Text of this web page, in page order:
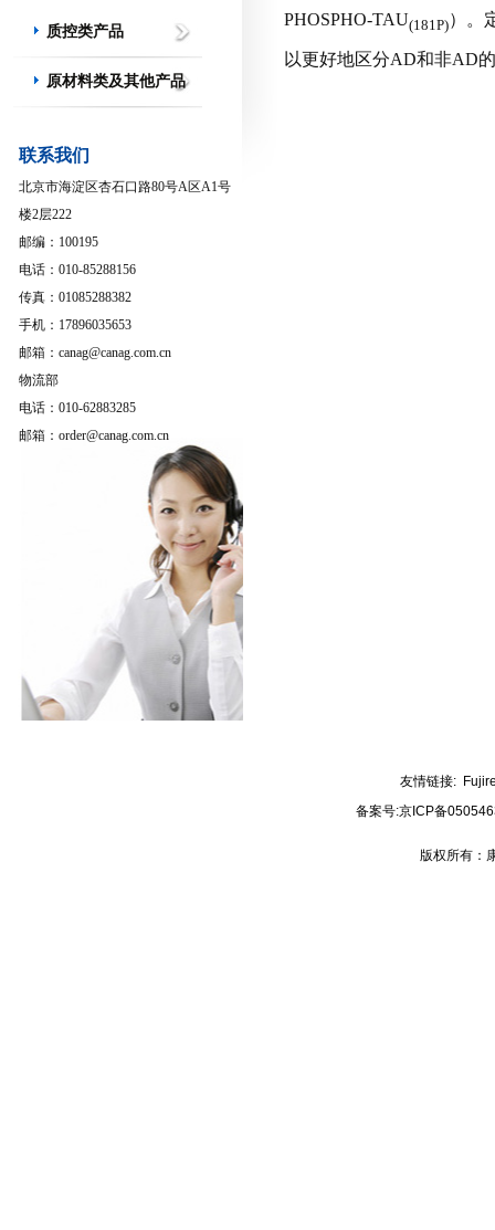
质控类产品
原材料类及其他产品
联系我们
北京市海淀区杏石口路80号A区A1号
楼2层222
邮编：100195
电话：010-85288156
传真：01085288382
手机：17896035653
邮箱：canag@canag.com.cn
物流部
电话：010-62883285
邮箱：order@canag.com.cn
PHOSPHO-TAU(181P)） 。
以更好地区分AD和非AD
友情链接:
备案号:京ICP备
版权所有：